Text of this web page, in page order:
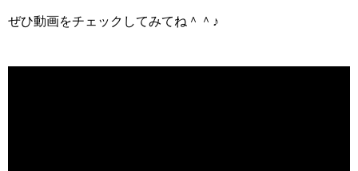
ぜひ動画をチェックしてみてね＾＾♪